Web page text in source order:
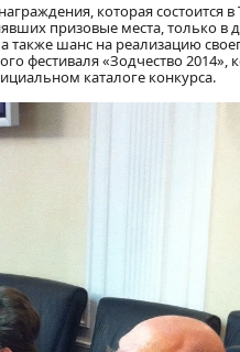
которая состоится
призовые места, только в
шанс на реализацию
фестиваля «Зодчество 2014»,
каталоге конкурса.